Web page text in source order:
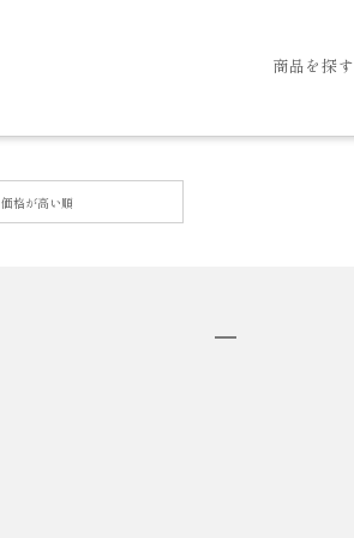
商品を探す
価格が高い順